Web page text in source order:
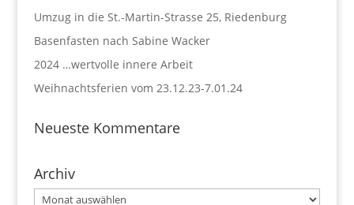
Umzug in die St.-Martin-Strasse 25, Riedenburg
Basenfasten nach Sabine Wacker
2024 …wertvolle innere Arbeit
Weihnachtsferien vom 23.12.23-7.01.24
Neueste Kommentare
Archiv
Archiv